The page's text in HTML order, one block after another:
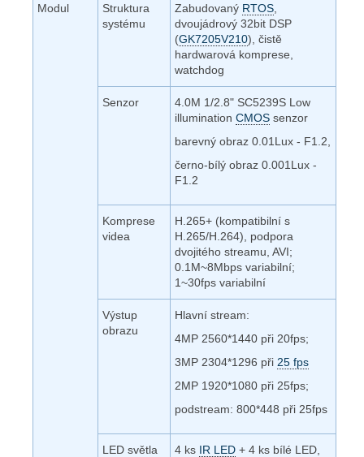
Modul
Struktura
systému
Zabudovaný RTOS
dvoujádrový 32bit DSP
(GK7205V210), čistě
hardwarová komprese,
watchdog
Senzor
4.0M 1/2.8" SC5239S Low
illumination CMOS senzor
barevný obraz 0.01Lux - F1.2,
černo-bílý obraz 0.001Lux -
F1.2
Komprese
videa
H.265+ (kompatibilní s
H.265/H.264), podpora
dvojitého streamu, AVI;
0.1M~8Mbps variabilní;
1~30fps variabilní
Výstup
obrazu
Hlavní stream:
4MP 2560*1440 při 20fps;
3MP 2304*1296 při 25 fps
2MP 1920*1080 při 25fps;
podstream: 800*448 při 25fps
LED světla 4 ks IR LED + 4 ks bílé LED,